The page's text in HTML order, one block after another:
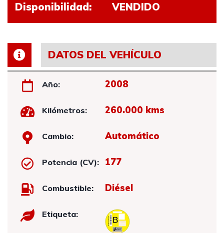
Disponibilidad: VENDIDO
DATOS DEL VEHÍCULO
Año: 2008
Kilómetros: 260.000 kms
Cambio: Automático
Potencia (CV): 177
Combustible: Diésel
Etiqueta: